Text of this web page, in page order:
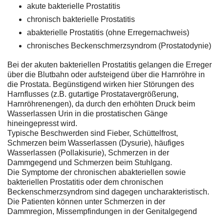
akute bakterielle Prostatitis
chronisch bakterielle Prostatitis
abakterielle Prostatitis (ohne Erregernachweis)
chronisches Beckenschmerzsyndrom (Prostatodynie)
Bei der akuten bakteriellen Prostatitis gelangen die Erreger
über die Blutbahn oder aufsteigend über die Harnröhre in
die Prostata. Begünstigend wirken hier Störungen des
Harnflusses (z.B. gutartige Prostatavergrößerung,
Harnröhrenengen), da durch den erhöhten Druck beim
Wasserlassen Urin in die prostatischen Gänge
hineingepresst wird.
Typische Beschwerden sind Fieber, Schüttelfrost,
Schmerzen beim Wasserlassen (Dysurie), häufiges
Wasserlassen (Pollakisurie), Schmerzen in der
Dammgegend und Schmerzen beim Stuhlgang.
Die Symptome der chronischen abakteriellen sowie
bakteriellen Prostatitis oder dem chronischen
Beckenschmerzsyndrom sind dagegen uncharakteristisch.
Die Patienten können unter Schmerzen in der
Dammregion, Missempfindungen in der Genitalgegend